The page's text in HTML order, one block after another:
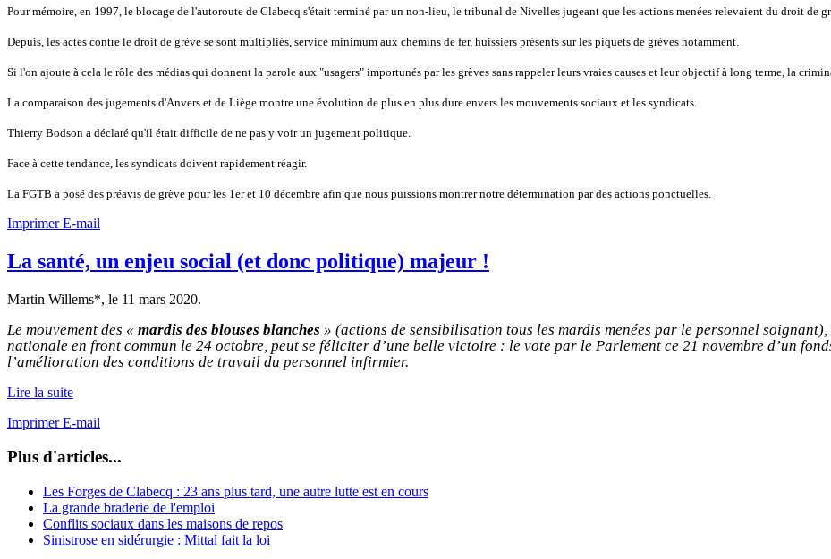
Pour mémoire, en 1997, le blocage de l'autoroute de Clabecq s'était terminé par un non-lieu, le tribunal de Nivelles jugeant que les actions menées relevaient du droit de
Depuis, les actes contre le droit de grève se sont multipliés, service minimum aux chemins de fer, huissiers présents sur les piquets de grèves notamment.
Si l'on ajoute à cela le rôle des médias qui donnent la parole aux "usagers" importunés par les grèves sans rappeler leurs vraies causes et leur objectif à long terme, la
La comparaison des jugements d'Anvers et de Liège montre une évolution de plus en plus dure envers les mouvements sociaux et les syndicats.
Thierry Bodson a déclaré qu'il était difficile de ne pas y voir un jugement politique.
Face à cette tendance, les syndicats doivent rapidement réagir.
La FGTB a posé des préavis de grève pour les 1er et 10 décembre afin que nous puissions montrer notre détermination par des actions ponctuelles.
ImprimerE-mail
La santé, un enjeu social (et donc politique) majeur !
Martin Willems*, le 11 mars 2020.
Le mouvement des « mardis des blouses blanches » (actions de sensibilisation tous les mardis menées par le personnel
nationale en front commun le 24 octobre, peut se féliciter d’une belle victoire : le vote par le Parlement ce 21 novembre d’un
l’amélioration des conditions de travail du personnel infirmier.
Lire la suite
ImprimerE-mail
Plus d'articles...
Les Forges de Clabecq : 23 ans plus tard, une autre lutte est en cours
La grande braderie de l'emploi
Conflits sociaux dans les maisons de repos
Sinistrose en sidérurgie : Mittal fait la loi